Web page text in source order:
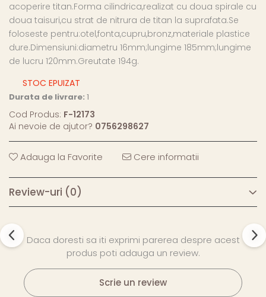
acoperire titan.Forma cilindrica,realizat cu doua spirale cu
doua taisuri,cu strat de nitrura de titan la suprafata.Se
foloseste pentru:otel,fonta,cupru,bronz,materiale plastice
dure.Dimensiuni:diametru 16mm;lungime 185mm;lungime
de lucru 120mm.Greutate 194g.
STOC EPUIZAT
Durata de livrare: 1
Cod Produs: F-12173
Ai nevoie de ajutor? 0756298627
Adauga la Favorite Cere informatii
Review-uri (0)
Daca doresti sa iti exprimi parerea despre acest
produs poti adauga un review.
Scrie un review